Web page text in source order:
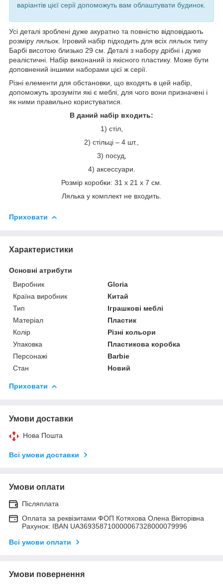
варіантів цієї серії допоможуть вам облаштувати будинок.
Усі деталі зроблені дуже акуратно та повністю відповідають
розміру ляльок. Ігровий набір підходить для всіх ляльок типу
Барбі висотою близько 29 см. Деталі з набору дрібні і дуже
реалістичні. Набір виконаний із якісного пластику. Може бути
доповнений іншими наборами цієї ж серії.
Різні елементи для обстановки, що входять в цей набір,
допоможуть зрозуміти які є меблі, для чого вони призначені і
як ними правильно користуватися.
В даний набір входить:
1) стіл,
2) стільці – 4 шт.,
3) посуд,
4) аксессуари.
Розмір коробки: 31 х 21 х 7 см.
Лялька у комплект не входить.
Приховати
Характеристики
Основні атрибути
Виробник
Gloria
Країна виробник
Китай
Тип
Іграшкові меблі
Матеріал
Пластик
Колір
Різні кольори
Упаковка
Пластикова коробка
Персонажі
Barbie
Стан
Новий
Приховати
Умови доставки
Нова Пошта
Всі умови доставки
Умови оплати
Післяплата
Оплата за реквізитами ФОП Котяхова Олена Вікторівна
Рахунок: IBAN UA369358710000067328000079996
Всі умови оплати
Умови повернення